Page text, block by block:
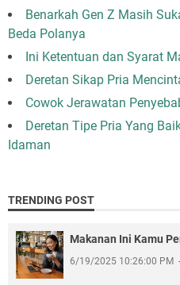
Benarkah Gen Z Masih
Beda Polanya
Ini Ketentuan dan Syarat
Deretan Sikap Pria
Cowok Jerawatan
Deretan Tipe Pria Yang
Idaman
TRENDING POST
Makanan Ini Kamu
6/19/2025 10:26:00 PM